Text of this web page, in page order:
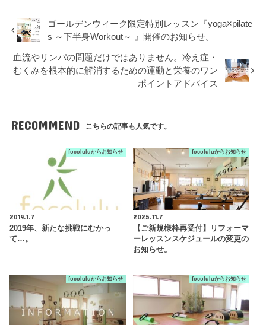
ゴールデンウィーク限定特別レッスン『yoga×pilate
s ～下半身Workout～ 』開催のお知らせ。
血流やリンパの問題だけではありません。冷え症・
むくみを根本的に解消するための運動と栄養のワン
ポイントアドバイス
RECOMMEND こちらの記事も人気です。
focoluluからお知らせ
2019.1.7
2019年、新たな挑戦にむかっ
て…。
focoluluからお知らせ
2025.11.7
【ご新規様枠再受付】リフォーマ
ーレッスンスケジュールの変更の
お知らせ。
focoluluからお知らせ focoluluからお知らせ